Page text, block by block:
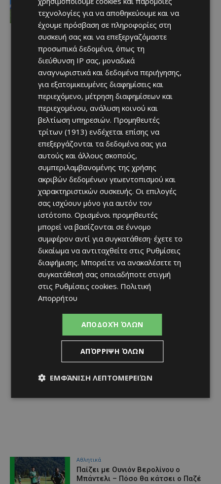
08/08/2026
Αθλητικά
Παίζει με Ουνιόν Βερολίνου ο
Μπάντελι – Πόσο θα κάτσει ο Παζέ
τεχνολογίες για να αποθηκεύουμε και να
έχουμε πρόσβαση σε πληροφορίες στη
συσκευή σας και να επεξεργαζόμαστε
προσωπικά δεδομένα, όπως τη
διεύθυνση IP σας, μοναδικά
αναγνωριστικά και δεδομένα περιήγησης,
για εξατομικευμένες διαφημίσεις και
περιεχόμενο, μέτρηση διαφημίσεων και
περιεχομένου, ανάλυση κοινού και
βελτίωση υπηρεσιών. Προμηθευτές
τρίτων (1913) ενδέχεται επίσης να
επεξεργάζονται τα δεδομένα σας για
αυτούς και άλλους σκοπούς,
συμπεριλαμβανομένης της χρήσης
ακριβών δεδομένων γεωεντοπισμού και
χαρακτηριστικών συσκευής. Οι επιλογές
σας ισχύουν μόνο για αυτόν τον
ιστότοπο. Ορισμένοι προμηθευτές
μπορεί να βασίζονται σε έννομο
συμφέρον αντί για συγκατάθεση· έχετε το
δικαίωμα να αντιταχθείτε στις Ρυθμίσεις
διαφήμισης. Μπορείτε να ανακαλέσετε τη
συγκατάθεσή σας οποιαδήποτε στιγμή
στις Ρυθμίσεις cookies. Πολιτική
Απορρήτου
ΑΠΟΔΟΧΉ ΌΛΩΝ
ΑΠΌΡΡΙΨΗ ΌΛΩΝ
ΕΜΦΆΝΙΣΗ ΛΕΠΤΟΜΕΡΕΙΏΝ